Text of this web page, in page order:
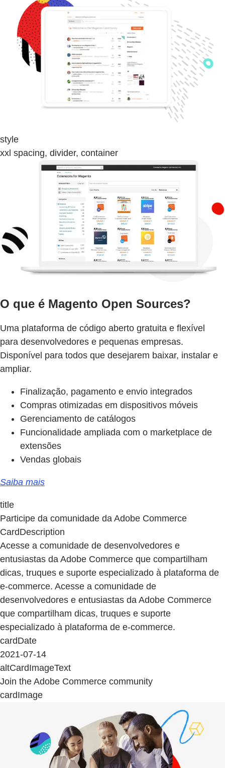
style
xxl spacing, divider, container
O que é Magento Open Sources?
Uma plataforma de código aberto gratuita e flexível
para desenvolvedores e pequenas empresas.
Disponível para todos que desejarem baixar, instalar e
ampliar.
Finalização, pagamento e envio integrados
Compras otimizadas em dispositivos móveis
Gerenciamento de catálogos
Funcionalidade ampliada com o marketplace de
extensões
Vendas globais
Saiba mais
title
Participe da comunidade da Adobe Commerce
CardDescription
Acesse a comunidade de desenvolvedores e
entusiastas da Adobe Commerce que compartilham
dicas, truques e suporte especializado à plataforma de
e-commerce. Acesse a comunidade de
desenvolvedores e entusiastas da Adobe Commerce
que compartilham dicas, truques e suporte
especializado à plataforma de e-commerce.
cardDate
2021-07-14
altCardImageText
Join the Adobe Commerce community
cardImage